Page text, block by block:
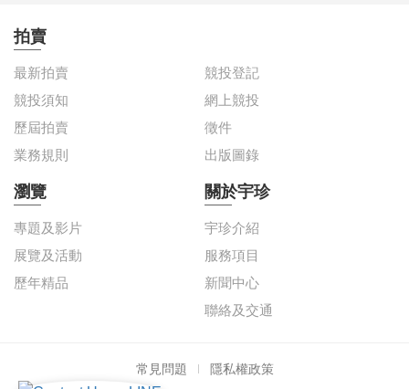
拍賣
最新拍賣
競投登記
競投須知
網上競投
歷屆拍賣
徵件
業務規則
出版圖錄
瀏覽
專題及影片
展覽及活動
歷年精品
關於宇珍
宇珍介紹
服務項目
新聞中心
聯絡及交通
常見問題 隱私權政策